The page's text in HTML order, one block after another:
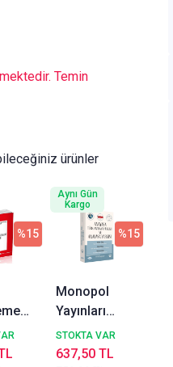
Temin
ürünler
%15
Monopol
Yayınları
Anayasa Ve
Türk Anayasa
STOKTA VAR
%15
637,50 TL
Aynı Gün
Kargo